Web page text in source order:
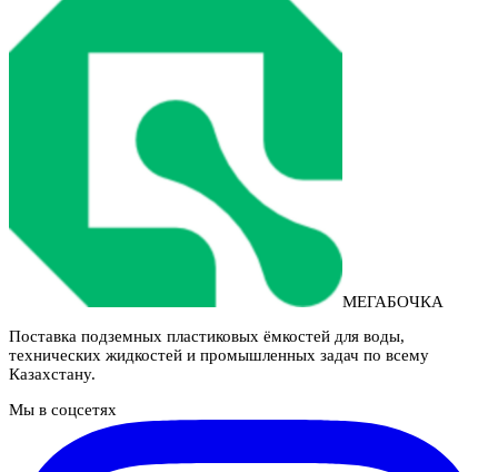
МЕГАБОЧКА
Поставка подземных пластиковых ёмкостей для воды,
технических жидкостей и промышленных задач по всему
Казахстану.
Мы в соцсетях